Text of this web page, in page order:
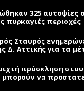
325 αυτοψίες
πυρκαγιές περιοχές
Σταυρός
Δ. Αττικής για τα
πρόσκληση
μπορούν να